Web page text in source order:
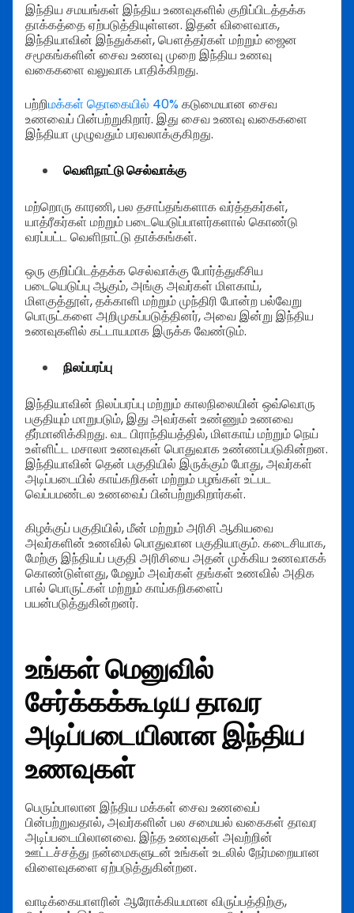
இந்திய சமயங்கள் இந்திய உணவுகளில் குறிப்பிடத்தக்க
தாக்கத்தை ஏற்படுத்தியுள்ளன. இதன் விளைவாக,
இந்தியாவின் இந்துக்கள், பௌத்தர்கள் மற்றும் ஜைன
சமூகங்களின் சைவ உணவு முறை இந்திய உணவு
வகைகளை வலுவாக பாதிக்கிறது.
பற்றிமக்கள் தொகையில் 40%கடுமையான சைவ
உணவைப் பின்பற்றுகிறார். இது சைவ உணவு வகைகளை
இந்தியா முழுவதும் பரவலாக்குகிறது.
வெளிநாட்டு செல்வாக்கு
மற்றொரு காரணி, பல தசாப்தங்களாக வர்த்தகர்கள்,
யாத்ரீகர்கள் மற்றும் படையெடுப்பாளர்களால் கொண்டு
வரப்பட்ட வெளிநாட்டு தாக்கங்கள்.
ஒரு குறிப்பிடத்தக்க செல்வாக்கு போர்த்துகீசிய
படையெடுப்பு ஆகும், அங்கு அவர்கள் மிளகாய்,
மிளகுத்தூள், தக்காளி மற்றும் முந்திரி போன்ற பல்வேறு
பொருட்களை அறிமுகப்படுத்தினர், அவை இன்று இந்திய
உணவுகளில் கட்டாயமாக இருக்க வேண்டும்.
நிலப்பரப்பு
இந்தியாவின் நிலப்பரப்பு மற்றும் காலநிலையின் ஒவ்வொரு
பகுதியும் மாறுபடும், இது அவர்கள் உண்ணும் உணவை
தீர்மானிக்கிறது. வட பிராந்தியத்தில், மிளகாய் மற்றும் நெய்
உள்ளிட்ட மசாலா உணவுகள் பொதுவாக உண்ணப்படுகின்றன.
இந்தியாவின் தென் பகுதியில் இருக்கும் போது, அவர்கள்
அடிப்படையில் காய்கறிகள் மற்றும் பழங்கள் உட்பட
வெப்பமண்டல உணவைப் பின்பற்றுகிறார்கள்.
கிழக்குப் பகுதியில், மீன் மற்றும் அரிசி ஆகியவை
அவர்களின் உணவில் பொதுவான பகுதியாகும். கடைசியாக,
மேற்கு இந்தியப் பகுதி அரிசியை அதன் முக்கிய உணவாகக்
கொண்டுள்ளது, மேலும் அவர்கள் தங்கள் உணவில் அதிக
பால் பொருட்கள் மற்றும் காய்கறிகளைப்
பயன்படுத்துகின்றனர்.
உங்கள் மெனுவில்
சேர்க்கக்கூடிய தாவர
அடிப்படையிலான இந்திய
உணவுகள்
பெரும்பாலான இந்திய மக்கள் சைவ உணவைப்
பின்பற்றுவதால், அவர்களின் பல சமையல் வகைகள் தாவர
அடிப்படையிலானவை. இந்த உணவுகள் அவற்றின்
ஊட்டச்சத்து நன்மைகளுடன் உங்கள் உடலில் நேர்மறையான
விளைவுகளை ஏற்படுத்துகின்றன.
வாடிக்கையாளரின் ஆரோக்கியமான விருப்பத்திற்கு,